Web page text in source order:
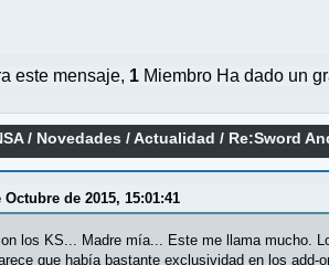
este mensaje, 1 Miembro Ha dado un
/ Novedades / Actualidad / Re:Sword
de 2015, 15:01:41
los KS... Madre mía... Este me llama mucho.
que había bastante exclusividad en los